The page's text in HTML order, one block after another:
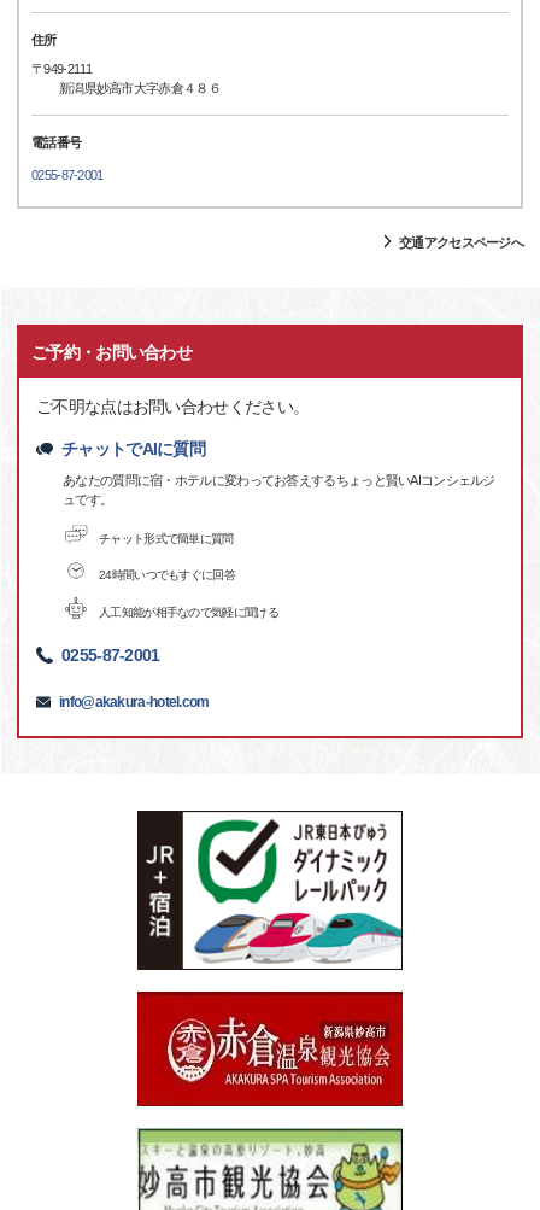
住所
〒949-2111
新潟県妙高市大字赤倉４８６
電話番号
0255-87-2001
交通アクセスページへ
ご予約・お問い合わせ
ご不明な点はお問い合わせください。
チャットでAIに質問
あなたの質問に宿・ホテルに変わってお答えするちょっと賢いAIコンシェルジ
ュです。
チャット形式で簡単に質問
24時間いつでもすぐに回答
人工知能が相手なので気軽に聞ける
0255-87-2001
info@akakura-hotel.com